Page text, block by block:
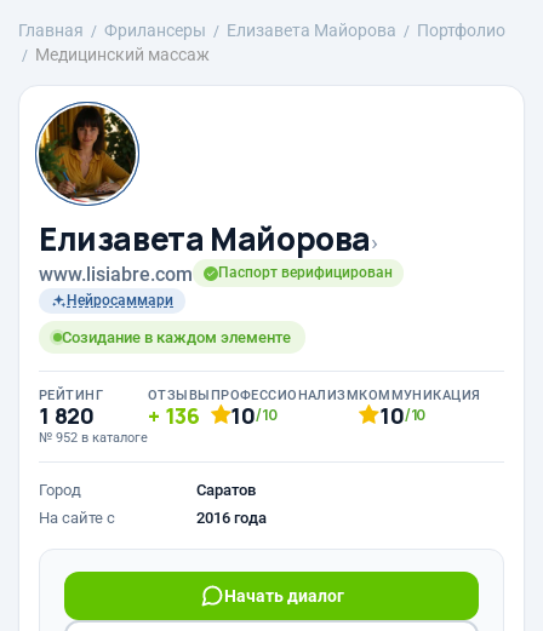
Главная Фрилансеры Елизавета Майорова
Портфолио
Медицинский массаж
Елизавета Майорова›
www.lisiabre.com
Паспорт верифицирован
Нейросаммари
Созидание в каждом элементе
РЕЙТИНГ
1 820
№ 952 в каталоге
ОТЗЫВЫ
136
ПРОФЕССИОНАЛИЗМ
10/10
КОММУНИКАЦИЯ
10/10
Город
Саратов
На сайте с
2016 года
Начать диалог